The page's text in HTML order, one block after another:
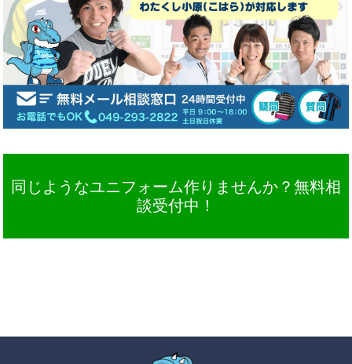
同じようなユニフォーム作りませんか？無料相
談受付中！